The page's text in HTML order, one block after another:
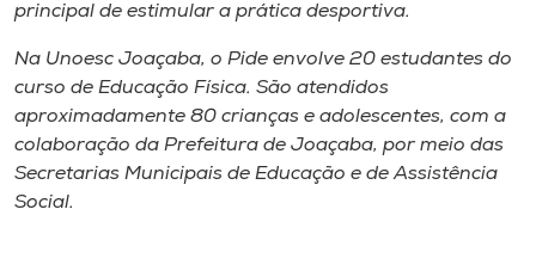
principal de estimular a prática desportiva.
Na Unoesc Joaçaba, o Pide envolve 20 estudantes do
curso de Educação Física. São atendidos
aproximadamente 80 crianças e adolescentes, com a
colaboração da Prefeitura de Joaçaba, por meio das
Secretarias Municipais de Educação e de Assistência
Social.